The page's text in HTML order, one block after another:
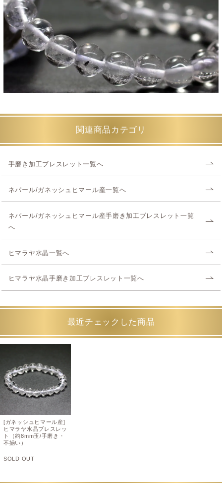
関連商品カテゴリ
手磨き加工ブレスレット一覧へ
ネパール/ガネッシュヒマール産一覧へ
ネパール/ガネッシュヒマール産手磨き加工ブレスレット一覧
へ
ヒマラヤ水晶一覧へ
ヒマラヤ水晶手磨き加工ブレスレット一覧へ
最近チェックした商品
[ガネッシュヒマール産]
ヒマラヤ水晶ブレスレッ
ト（約8mm玉/手磨き・
不揃い）
SOLD OUT